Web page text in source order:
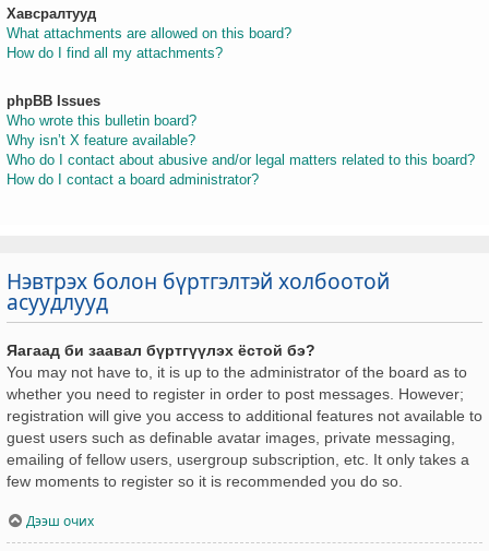
Хавсралтууд
What attachments are allowed on this board?
How do I find all my attachments?
phpBB Issues
Who wrote this bulletin board?
Why isn’t X feature available?
Who do I contact about abusive and/or legal matters related to this board?
How do I contact a board administrator?
Нэвтрэх болон бүртгэлтэй холбоотой
асуудлууд
Яагаад би заавал бүртгүүлэх ёстой бэ?
You may not have to, it is up to the administrator of the board as to
whether you need to register in order to post messages. However;
registration will give you access to additional features not available to
guest users such as definable avatar images, private messaging,
emailing of fellow users, usergroup subscription, etc. It only takes a
few moments to register so it is recommended you do so.
Дээш очих